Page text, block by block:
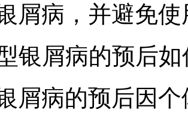
屑病，并避免
银屑病的预后
屑病的预后因